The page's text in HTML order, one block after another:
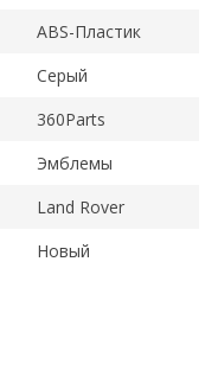
ABS-Пластик
Серый
360Parts
Эмблемы
Land Rover
Новый